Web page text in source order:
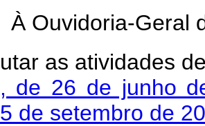
Ouvidoria-Geral
as atividades
de 26 de junho
de setembro de